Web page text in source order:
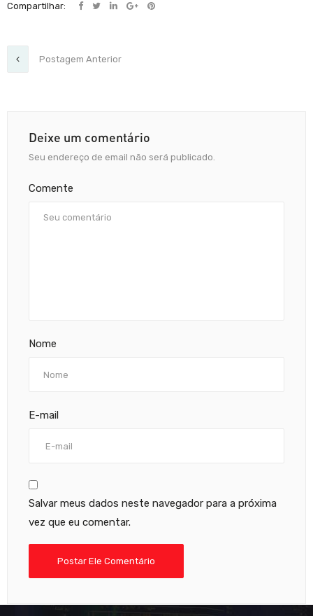
Compartilhar:
Postagem Anterior
Deixe um comentário
Seu endereço de email não será publicado.
Comente
Nome
E-mail
Salvar meus dados neste navegador para a próxima
vez que eu comentar.